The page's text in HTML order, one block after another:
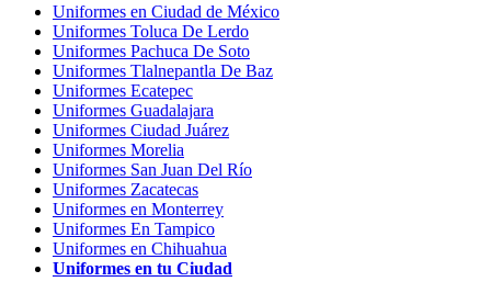
Uniformes en Ciudad de México
Uniformes Toluca De Lerdo
Uniformes Pachuca De Soto
Uniformes Tlalnepantla De Baz
Uniformes Ecatepec
Uniformes Guadalajara
Uniformes Ciudad Juárez
Uniformes Morelia
Uniformes San Juan Del Río
Uniformes Zacatecas
Uniformes en Monterrey
Uniformes En Tampico
Uniformes en Chihuahua
Uniformes en tu Ciudad